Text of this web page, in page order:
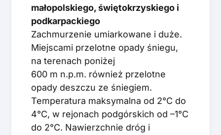
małopolskiego, świętokrzyskiego i
podkarpackiego
Zachmurzenie umiarkowane i duże.
Miejscami przelotne opady śniegu,
na terenach poniżej
600 m n.p.m. również przelotne
opady deszczu ze śniegiem.
Temperatura maksymalna od 2°C do
4°C, w rejonach podgórskich od –1°C
do 2°C. Nawierzchnie dróg i